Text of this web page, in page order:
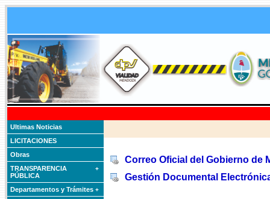
Ultimas Noticias
LICITACIONES
Obras
+
TRANSPARENCIA
PÚBLICA
+
Departamentos y Trámites
Correo Oficial del Gobierno de
Gestión Documental